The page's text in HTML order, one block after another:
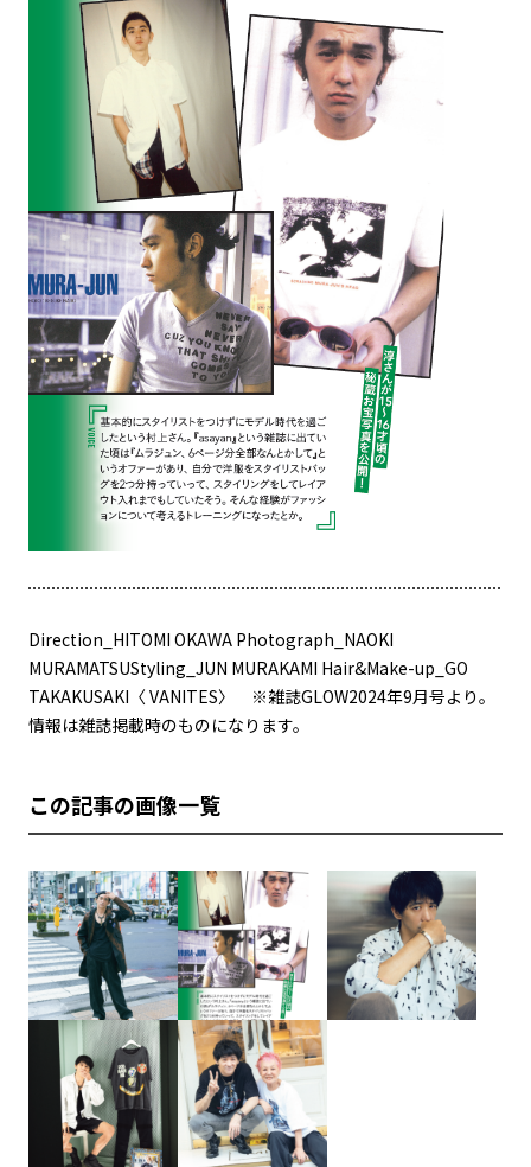
Direction_HITOMI OKAWA Photograph_NAOKI
MURAMATSUStyling_JUN MURAKAMI Hair&Make-up_GO
TAKAKUSAKI〈 VANITES〉 ※雑誌GLOW2024年9月号より。
情報は雑誌掲載時のものになります。
この記事の画像一覧